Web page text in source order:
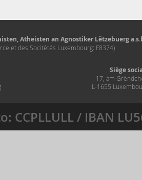
Atheisten an Agnostiker Lëtzebuerg
et des Socitétés Luxembourg: F8374)
Siège
17, am
L-1655
CCPLLULL / IBAN